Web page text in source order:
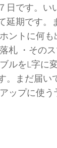
です。い
延期です
ントに何
札 ・その
ルをL字に
まだ届い
ップに使う